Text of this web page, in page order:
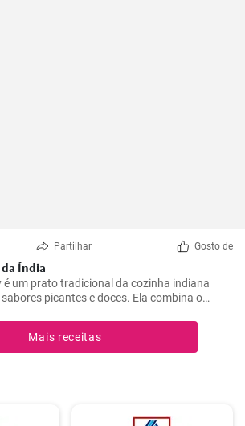
Partilhar Gosto de
Índia
um prato tradicional da cozinha indiana
picantes e doces. Ela combina o
Bretanha. Esta saborosa sopa de frango com
ser servida como prato principal.
Mais receitas